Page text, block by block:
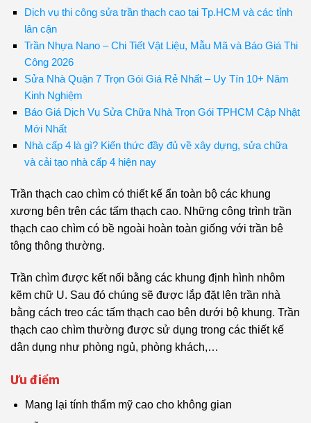
Dịch vụ thi công sửa trần thạch cao tại Tp.HCM và các tỉnh
lân cận
Trần Nhựa Nano – Chi Tiết Vật Liệu, Mẫu Mã và Báo Giá Thi
Công 2026
Sửa Nhà Quận 7 Trọn Gói Giá Rẻ Nhất – Uy Tín 10+ Năm
Kinh Nghiệm
Báo Giá Dịch Vụ Sửa Chữa Nhà Trọn Gói TPHCM Cập Nhật
Mới Nhất
Nhà cấp 4 là gì? Kiến thức đầy đủ về xây dựng, sửa chữa
và cải tạo nhà cấp 4 hiện nay
Trần thạch cao chìm có thiết kế ẩn toàn bộ các khung
xương bên trên các tấm thạch cao. Những công trình trần
thạch cao chìm có bề ngoài hoàn toàn giống với trần bê
tông thông thường.
Trần chìm được kết nối bằng các khung định hình nhôm
kẽm chữ U. Sau đó chúng sẽ được lắp đặt lên trần nhà
bằng cách treo các tấm thạch cao bên dưới bộ khung. Trần
thạch cao chìm thường được sử dụng trong các thiết kế
dân dụng như phòng ngủ, phòng khách,…
Ưu điểm
Mang lại tính thẩm mỹ cao cho không gian